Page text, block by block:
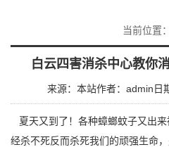
当前位置：
白云四害消杀中心教你
来源：本站作者：admin 日
夏天又到了！各种蟑螂蚊子又出
经杀不死反而杀死我们的顽强生命